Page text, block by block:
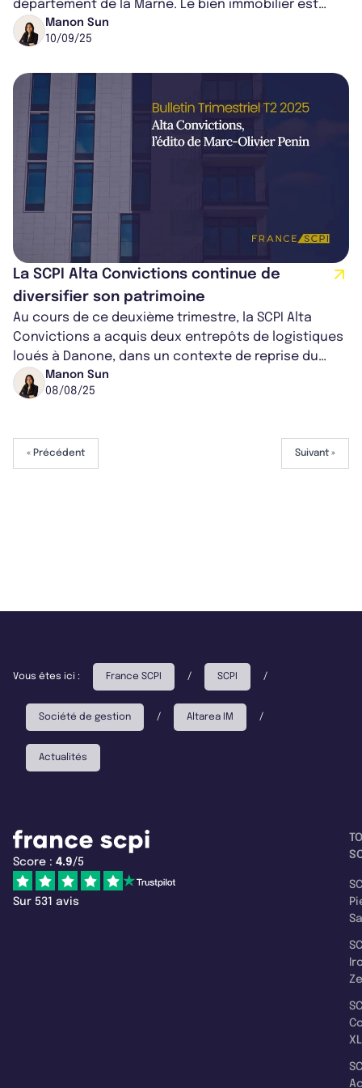
département de la Marne. Le bien immobilier est
occupé depuis 2009 par Transalliance,...
Manon Sun
10/09/25
La SCPI Alta Convictions continue de
diversifier son patrimoine
Au cours de ce deuxième trimestre, la SCPI Alta
Convictions a acquis deux entrepôts de logistiques
loués à Danone, dans un contexte de reprise du
marché immobilier. Visant un rende...
Manon Sun
08/08/25
« Précédent Suivant »
Vous êtes ici : France SCPI / SCPI /
Société de gestion / Altarea IM /
Actualités
Score : 4.9/5
Sur 531 avis
XL